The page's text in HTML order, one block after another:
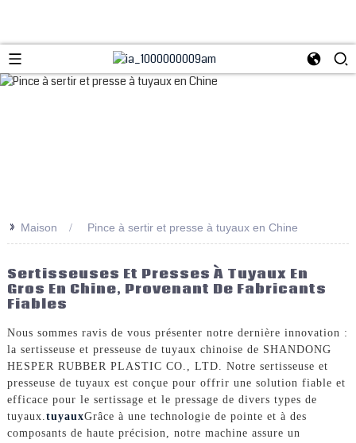
>> Maison Pince à sertir et presse à tuyaux en Chine
Sertisseuses Et Presses À Tuyaux En
Gros En Chine, Provenant De Fabricants
Fiables
Nous sommes ravis de vous présenter notre dernière innovation :
la sertisseuse et presseuse de tuyaux chinoise de SHANDONG
HESPER RUBBER PLASTIC CO., LTD. Notre sertisseuse et
presseuse de tuyaux est conçue pour offrir une solution fiable et
efficace pour le sertissage et le pressage de divers types de
tuyaux.tuyauxGrâce à une technologie de pointe et à des
composants de haute précision, notre machine assure un